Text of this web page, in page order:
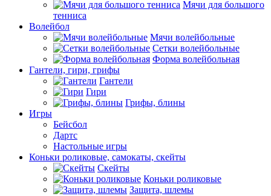
Мячи для большого
тенниса
Волейбол
Мячи волейбольные
Сетки волейбольные
Форма волейбольная
Гантели, гири, грифы
Гантели
Гири
Грифы, блины
Игры
Бейсбол
Дартс
Настольные игры
Коньки роликовые, самокаты, скейты
Скейты
Коньки роликовые
Защита, шлемы